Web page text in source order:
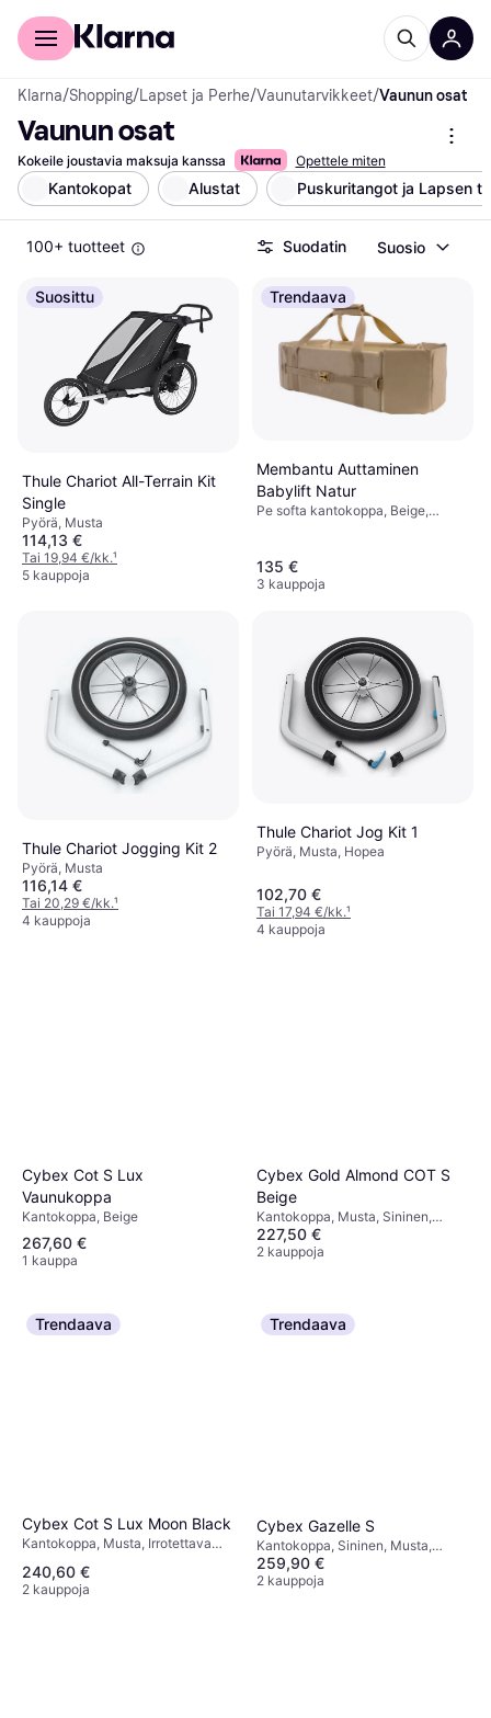
Kuluttajille
Klarna/Shopping/Lapset ja Perhe/Vaunutarvikkeet/Vaunun osat
Vaunun osat
Kokeile joustavia maksuja kanssa Opettele miten
Kantokopat Alustat Puskuritangot ja Lapsen
100+ tuotteet Suodatin Suosio
Suosittu
Thule Chariot All-Terrain Kit
Single
Pyörä, Musta
114,13 €
Tai 19,94 €/kk.¹
5 kauppoja
Trendaava
Membantu Auttaminen
Babylift Natur
Pe softa kantokoppa, Beige,
135 €
3 kauppoja
Thule Chariot Jogging Kit 2
Pyörä, Musta
116,14 €
Tai 20,29 €/kk.¹
4 kauppoja
Thule Chariot Jog Kit 1
Pyörä, Musta, Hopea
102,70 €
Tai 17,94 €/kk.¹
4 kauppoja
Cybex Cot S Lux
Vaunukoppa
Kantokoppa, Beige
267,60 €
1 kauppa
Cybex Gold Almond COT S
Beige
Kantokoppa, Musta, Sininen,
Harmaa, Beige, Irrotettava Yläosa
227,50 €
2 kauppoja
Trendaava
Cybex Cot S Lux Moon Black
Kantokoppa, Musta, Irrotettava
240,60 €
2 kauppoja
Trendaava
Cybex Gazelle S
Kantokoppa, Sininen, Musta,
Beige, Harmaa
259,90 €
2 kauppoja